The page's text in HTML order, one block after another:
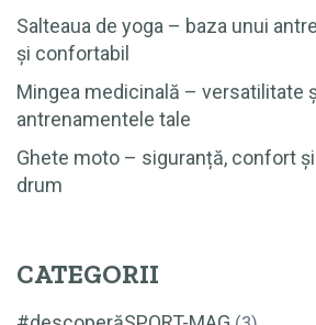
Salteaua de yoga – baza unui
și confortabil
Mingea medicinală – versatilitate
antrenamentele tale
Ghete moto – siguranță, confort
drum
CATEGORII